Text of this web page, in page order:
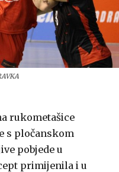
rukometašice
s pločanskom
pobjede u
primijenila i u